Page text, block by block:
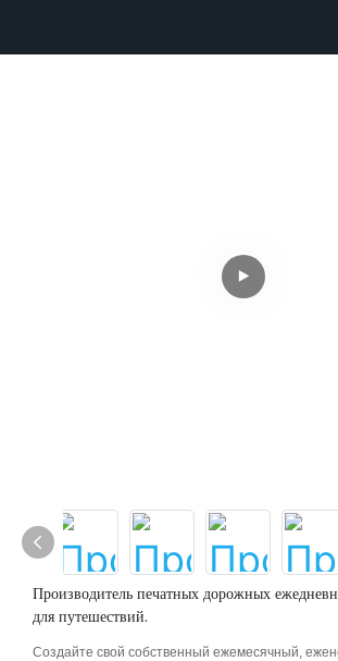
Производитель печатных дорожных
для путешествий.
Создайте свой собственный ежемесячный,